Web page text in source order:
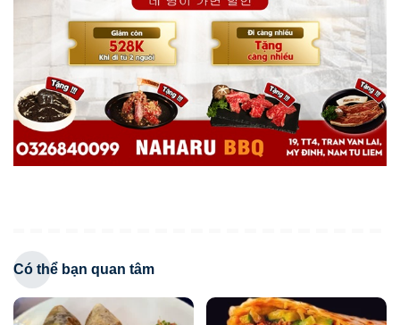
Có thể bạn quan tâm